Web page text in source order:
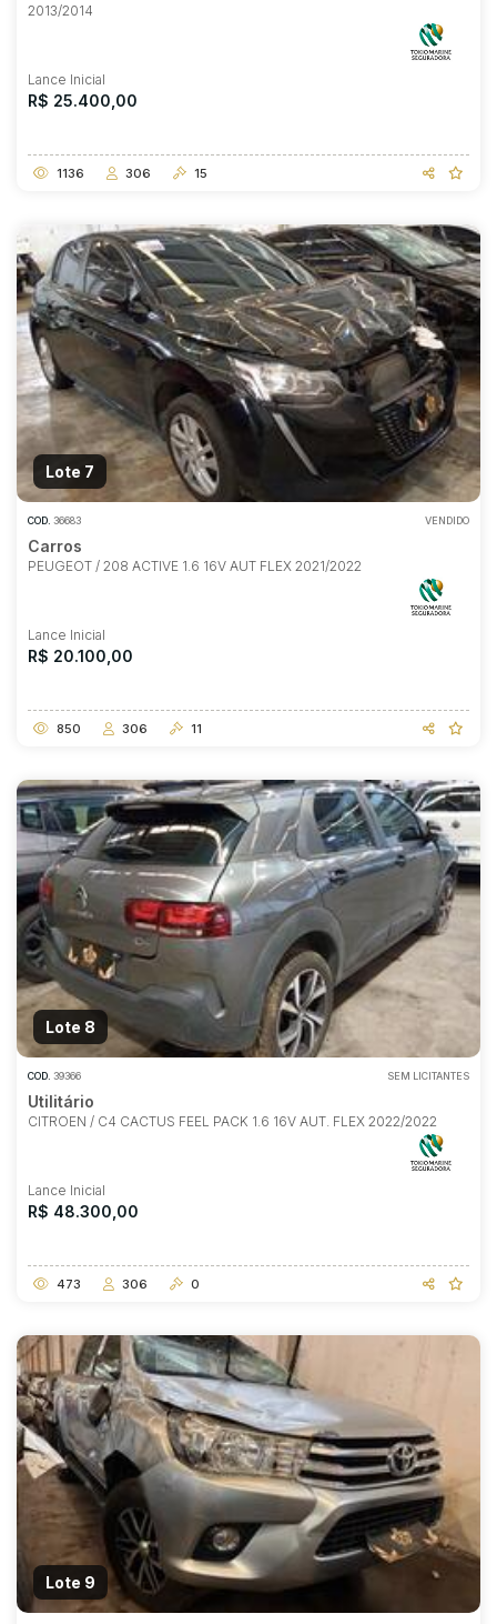
2013/2014
Lance Inicial
R$ 25.400,00
1136 306 15
Lote 7
COD. 36683 VENDIDO
Carros
PEUGEOT / 208 ACTIVE 1.6 16V AUT FLEX 2021/2022
Lance Inicial
R$ 20.100,00
850 306 11
Lote 8
COD. 39366 SEM LICITANTES
Utilitário
CITROEN / C4 CACTUS FEEL PACK 1.6 16V AUT. FLEX 2022/2022
Lance Inicial
R$ 48.300,00
473 306 0
Lote 9